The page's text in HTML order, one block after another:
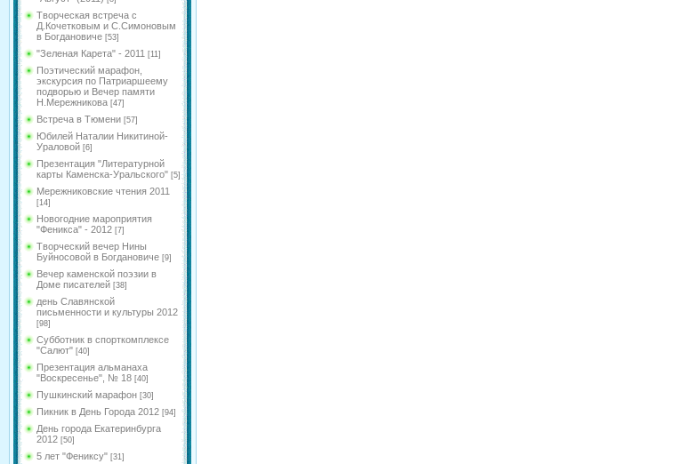
Творческая встреча с
Д.Кочетковым и С.Симоновым
в Богдановиче [53]
"Зеленая Карета" - 2011 [11]
Поэтический марафон,
экскурсия по Патриаршеему
подворью и Вечер памяти
Н.Мережникова [47]
Встреча в Тюмени [57]
Юбилей Наталии Никитиной-
Ураловой [6]
Презентация "Литературной
карты Каменска-Уральского" [5]
Мережниковские чтения 2011
[14]
Новогодние мароприятия
"Феникса" - 2012 [7]
Творческий вечер Нины
Буйносовой в Богдановиче [9]
Вечер каменской поэзии в
Доме писателей [38]
день Славянской
письменности и культуры 2012
[98]
Субботник в спорткомплексе
"Салют" [40]
Презентация альманаха
"Воскресенье", № 18 [40]
Пушкинский марафон [30]
Пикник в День Города 2012 [94]
День города Екатеринбурга
2012 [50]
5 лет "Фениксу" [31]